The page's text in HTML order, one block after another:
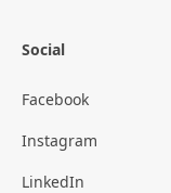
Social
Facebook
Instagram
LinkedIn